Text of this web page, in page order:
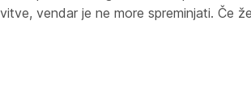
vendar je ne more spreminjati. Če